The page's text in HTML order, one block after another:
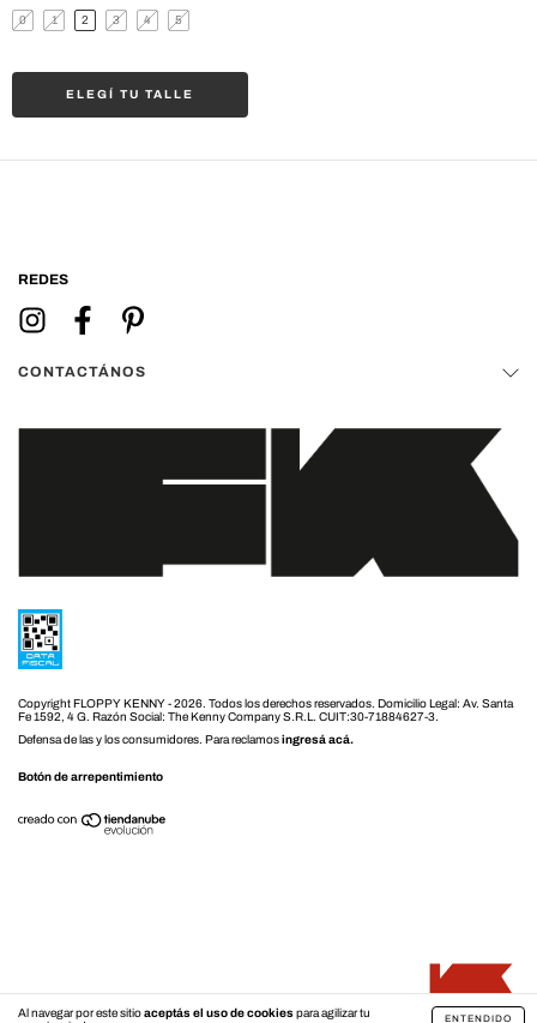
Al navegar por este sitioaceptás el uso de cookiespara agilizar tu
ENTENDIDO
0 1 2 3 4 5
ELEGÍ TU TALLE
REDES
CONTACTÁNOS
Copyright FLOPPY KENNY - 2026. Todos los derechos reservados.
Defensa de las y los consumidores. Para reclamosingresá acá.
Botón de arrepentimiento